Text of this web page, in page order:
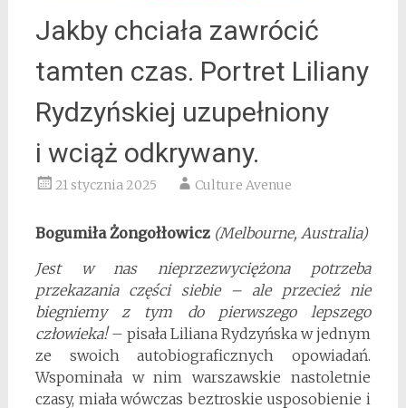
Jakby chciała zawrócić
tamten czas. Portret Liliany
Rydzyńskiej uzupełniony
i wciąż odkrywany.
21 stycznia 2025 Culture Avenue
Bogumiła Żongołłowicz (Melbourne, Australia)
Jest w nas nieprzezwyciężona potrzeba
przekazania części siebie – ale przecież nie
biegniemy z tym do pierwszego lepszego
człowieka!– pisała Liliana Rydzyńska w jednym
ze swoich autobiograficznych opowiadań.
Wspominała w nim warszawskie nastoletnie
czasy, miała wówczas beztroskie usposobienie i